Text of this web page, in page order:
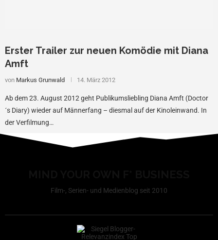
Erster Trailer zur neuen Komödie mit Diana
Amft
von Markus Grunwald 14. März 2012
Ab dem 23. August 2012 geht Publikumsliebling Diana Amft (Doctor
´s Diary) wieder auf Männerfang – diesmal auf der Kinoleinwand. In
der Verfilmung…
Film-, Serien- und Medienblog seit 2010